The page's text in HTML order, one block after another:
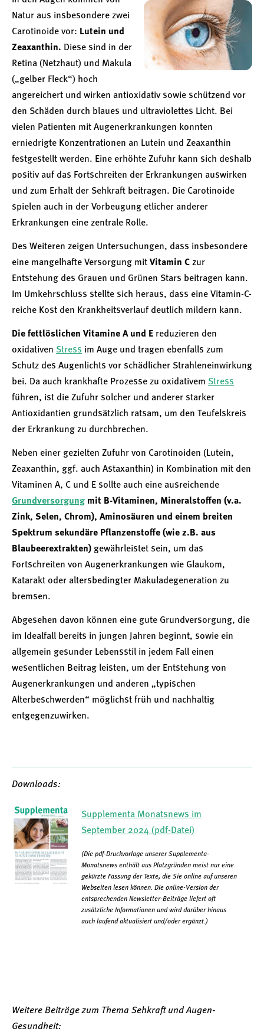
Natur aus insbesondere zwei
Carotinoide vor: Lutein und
Zeaxanthin. Diese sind in der
Retina (Netzhaut) und Makula
(„gelber Fleck“) hoch
angereichert und wirken antioxidativ sowie schützend vor
den Schäden durch blaues und ultraviolettes Licht. Bei
vielen Patienten mit Augenerkrankungen konnten
erniedrigte Konzentrationen an Lutein und Zeaxanthin
festgestellt werden. Eine erhöhte Zufuhr kann sich deshalb
positiv auf das Fortschreiten der Erkrankungen auswirken
und zum Erhalt der Sehkraft beitragen. Die Carotinoide
spielen auch in der Vorbeugung etlicher anderer
Erkrankungen eine zentrale Rolle.
Des Weiteren zeigen Untersuchungen, dass insbesondere
eine mangelhafte Versorgung mit Vitamin C zur
Entstehung des Grauen und Grünen Stars beitragen kann.
Im Umkehrschluss stellte sich heraus, dass eine Vitamin-C-
reiche Kost den Krankheitsverlauf deutlich mildern kann.
Die fettlöslichen Vitamine A und E reduzieren den
oxidativen Stress im Auge und tragen ebenfalls zum
Schutz des Augenlichts vor schädlicher Strahleneinwirkung
bei. Da auch krankhafte Prozesse zu oxidativem Stress
führen, ist die Zufuhr solcher und anderer starker
Antioxidantien grundsätzlich ratsam, um den Teufelskreis
der Erkrankung zu durchbrechen.
Neben einer gezielten Zufuhr von Carotinoiden (Lutein,
Zeaxanthin, ggf. auch Astaxanthin) in Kombination mit den
Vitaminen A, C und E sollte auch eine ausreichende
Grundversorgung mit B-Vitaminen, Mineralstoffen (v.a.
Zink, Selen, Chrom), Aminosäuren und einem breiten
Spektrum sekundäre Pflanzenstoffe (wie z.B. aus
Blaubeerextrakten) gewährleistet sein, um das
Fortschreiten von Augenerkrankungen wie Glaukom,
Katarakt oder altersbedingter Makuladegeneration zu
bremsen.
Abgesehen davon können eine gute Grundversorgung, die
im Idealfall bereits in jungen Jahren beginnt, sowie ein
allgemein gesunder Lebensstil in jedem Fall einen
wesentlichen Beitrag leisten, um der Entstehung von
Augenerkrankungen und anderen „typischen
Alterbeschwerden“ möglichst früh und nachhaltig
entgegenzuwirken.
Downloads:
Supplementa Monatsnews im
September 2024 (pdf-Datei)
(Die pdf-Druckvorlage unserer Supplementa-
Monatsnews enthält aus Platzgründen meist nur eine
gekürzte Fassung der Texte, die Sie online auf unseren
Webseiten lesen können. Die online-Version der
entsprechenden Newsletter-Beiträge liefert oft
zusätzliche Informationen und wird darüber hinaus
auch laufend aktualisiert und/oder ergänzt.)
Weitere Beiträge zum Thema Sehkraft und Augen-
Gesundheit: